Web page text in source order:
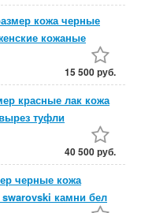
кожа черные
кожаные
15 500 руб.
красные лак кожа
туфли
40 500 руб.
черные кожа
камни бел